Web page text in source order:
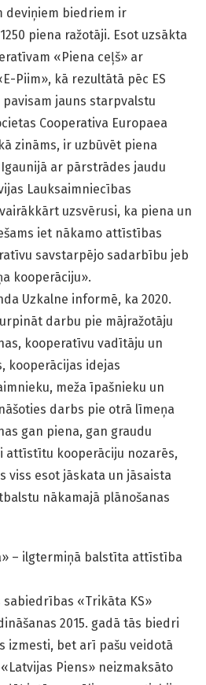
deviņiem biedriem ir
piena ražotāji. Esot uzsākta
«Piena ceļš» ar
Piim», kā rezultātā pēc ES
jauns starpvalstu
Cooperativa Europaea
zināms, ir uzbūvēt piena
ar pārstrādes jaudu
Lauksaimniecības
uzsvērusi, ka piena un
iet nākamo attīstības
savstarpējo sadarbību jeb
kooperāciju».
Uzkalne informē, ka 2020.
darbu pie mājražotāju
kooperatīvu vadītāju un
kooperācijas idejas
meža īpašnieku un
darbs pie otrā līmeņa
gan piena, gan graudu
attīstītu kooperāciju nozarēs,
viss esot jāskata un jāsaista
nākamajā plānošanas
– ilgtermiņā balstīta attīstība
sabiedrības «Trikāta KS»
2015. gadā tās biedri
izmesti, bet arī pašu veidotā
Piens» neizmaksāto